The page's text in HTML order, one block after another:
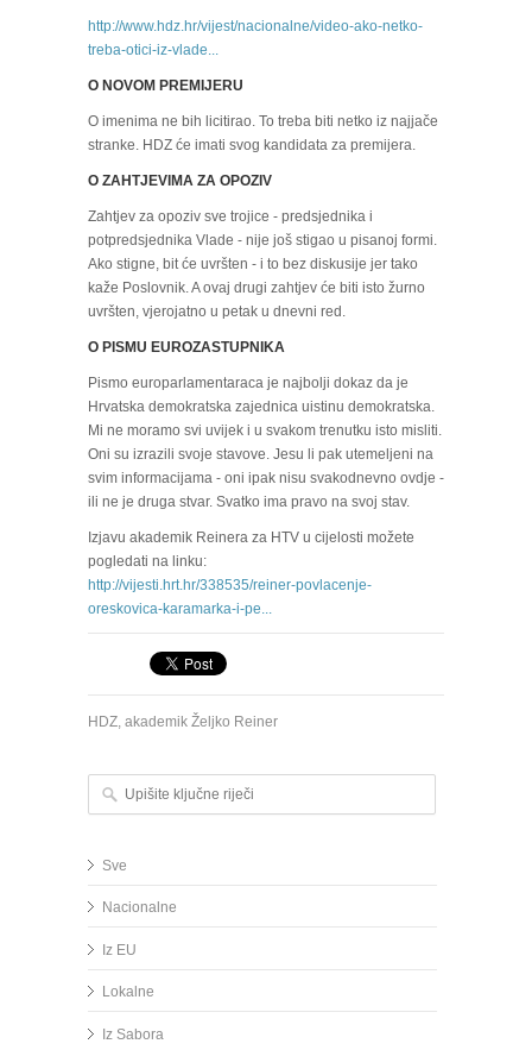
http://www.hdz.hr/vijest/nacionalne/video-ako-netko-
treba-otici-iz-vlade...
O NOVOM PREMIJERU
O imenima ne bih licitirao. To treba biti netko iz najjače
stranke. HDZ će imati svog kandidata za premijera.
O ZAHTJEVIMA ZA OPOZIV
Zahtjev za opoziv sve trojice - predsjednika i
potpredsjednika Vlade - nije još stigao u pisanoj formi.
Ako stigne, bit će uvršten - i to bez diskusije jer tako
kaže Poslovnik. A ovaj drugi zahtjev će biti isto žurno
uvršten, vjerojatno u petak u dnevni red.
O PISMU EUROZASTUPNIKA
Pismo europarlamentaraca je najbolji dokaz da je
Hrvatska demokratska zajednica uistinu demokratska.
Mi ne moramo svi uvijek i u svakom trenutku isto misliti.
Oni su izrazili svoje stavove. Jesu li pak utemeljeni na
svim informacijama - oni ipak nisu svakodnevno ovdje -
ili ne je druga stvar. Svatko ima pravo na svoj stav.
Izjavu akademik Reinera za HTV u cijelosti možete
pogledati na linku:
http://vijesti.hrt.hr/338535/reiner-povlacenje-
oreskovica-karamarka-i-pe...
HDZ akademik Željko Reiner
Upišite ključne riječi
Sve
Nacionalne
Iz EU
Lokalne
Iz Sabora